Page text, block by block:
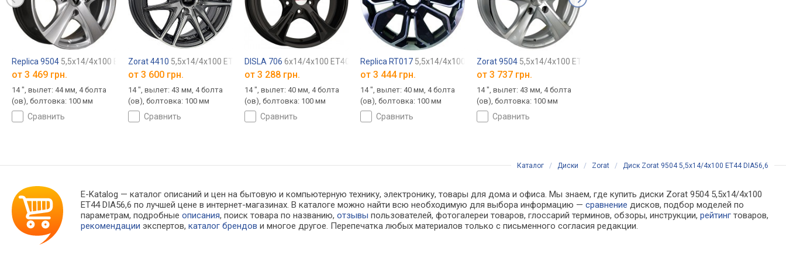
Replica 9504 5,5x14/4x100 ET44 DIA56,6
от 3 469 грн.
14 ", вылет: 44 мм, 4 болта
(ов), болтовка: 100 мм
сравнить
Zorat 4410 5,5x14/4x100 ET43 DIA67,1
от 3 600 грн.
14 ", вылет: 43 мм, 4 болта
(ов), болтовка: 100 мм
сравнить
DISLA 706 6x14/4x100 ET40 DIA67,1
от 3 288 грн.
14 ", вылет: 40 мм, 4 болта
(ов), болтовка: 100 мм
сравнить
Replica RT017 5,5x14/4x100 ET40 DIA67,1
от3 444 грн.
14 ", вылет: 40 мм, 4 болта
(ов), болтовка: 100 мм
сравнить
Zorat 9504 5,5x14/4x100 ET43 DIA60,1
от3 737 грн.
14 ", вылет: 43 мм, 4 болта
(ов), болтовка: 100 мм
сравнить
Каталог / Диски / Zorat / Диск Zorat 9504 5,5x14/4x100 ET44 DIA56,6
E-Katalog — каталог описаний и цен на бытовую и компьютерную технику, электронику, товары для дома и офиса. Мы знаем, где купить диски Zorat 9504 5,5x14/4x100
ET44 DIA56,6 по лучшей цене в интернет-магазинах. В каталоге можно найти всю необходимую для выбора информацию —сравнение дисков, подбор моделей по
параметрам, подробныеописания, поиск товара по названию,отзывы пользователей, фотогалереи товаров, глоссарий терминов, обзоры, инструкции,рейтинг товаров,
рекомендации экспертов,каталог брендов и многое другое. Перепечатка любых материалов только с письменного согласия редакции.